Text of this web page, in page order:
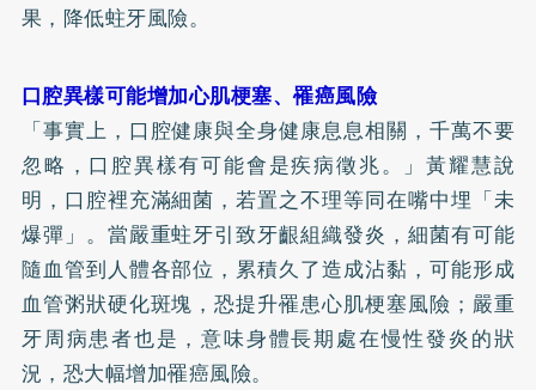
果，降低蛀牙風險。
口腔異樣可能增加心肌梗塞、罹癌風險
「事實上，口腔健康與全身健康息息相關，千萬不要
忽略，口腔異樣有可能會是疾病徵兆。」黃耀慧說
明，口腔裡充滿細菌，若置之不理等同在嘴中埋「未
爆彈」。當嚴重蛀牙引致牙齦組織發炎，細菌有可能
隨血管到人體各部位，累積久了造成沾黏，可能形成
血管粥狀硬化斑塊，恐提升罹患心肌梗塞風險；嚴重
牙周病患者也是，意味身體長期處在慢性發炎的狀
況，恐大幅增加罹癌風險。